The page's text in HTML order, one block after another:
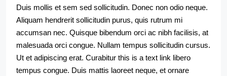
Duis mollis et sem sed sollicitudin. Donec non odio neque.
Aliquam hendrerit sollicitudin purus, quis rutrum mi
accumsan nec. Quisque bibendum orci ac nibh facilisis, at
malesuada orci congue. Nullam tempus sollicitudin cursus.
Ut et adipiscing erat. Curabitur this is a text link libero
tempus congue. Duis mattis laoreet neque, et ornare